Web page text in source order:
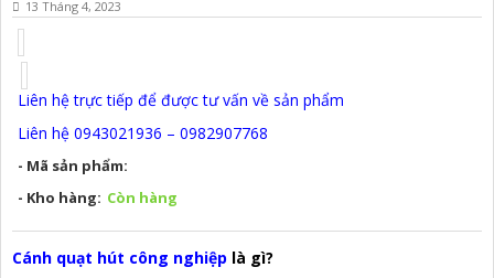
13 Tháng 4, 2023
Liên hệ trực tiếp để được tư vấn về sản phẩm
Liên hệ 0943021936 – 0982907768
- Mã sản phẩm:
- Kho hàng: Còn hàng
Cánh quạt hút công nghiệp là gì?